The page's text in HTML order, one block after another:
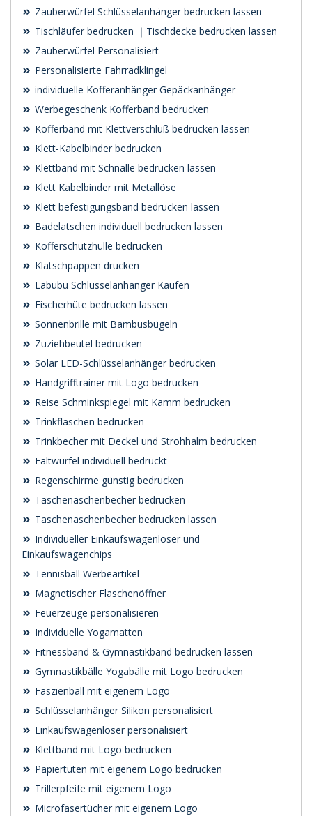
Zauberwürfel Schlüsselanhänger bedrucken lassen
Tischläufer bedrucken ｜Tischdecke bedrucken lassen
Zauberwürfel Personalisiert
Personalisierte Fahrradklingel
individuelle Kofferanhänger Gepäckanhänger
Werbegeschenk Kofferband bedrucken
Kofferband mit Klettverschluß bedrucken lassen
Klett-Kabelbinder bedrucken
Klettband mit Schnalle bedrucken lassen
Klett Kabelbinder mit Metallöse
Klett befestigungsband bedrucken lassen
Badelatschen individuell bedrucken lassen
Kofferschutzhülle bedrucken
Klatschpappen drucken
Labubu Schlüsselanhänger Kaufen
Fischerhüte bedrucken lassen
Sonnenbrille mit Bambusbügeln
Zuziehbeutel bedrucken
Solar LED-Schlüsselanhänger bedrucken
Handgrifftrainer mit Logo bedrucken
Reise Schminkspiegel mit Kamm bedrucken
Trinkflaschen bedrucken
Trinkbecher mit Deckel und Strohhalm bedrucken
Faltwürfel individuell bedruckt
Regenschirme günstig bedrucken
Taschenaschenbecher bedrucken
Taschenaschenbecher bedrucken lassen
Individueller Einkaufswagenlöser und
Einkaufswagenchips
Tennisball Werbeartikel
Magnetischer Flaschenöffner
Feuerzeuge personalisieren
Individuelle Yogamatten
Fitnessband & Gymnastikband bedrucken lassen
Gymnastikbälle Yogabälle mit Logo bedrucken
Faszienball mit eigenem Logo
Schlüsselanhänger Silikon personalisiert
Einkaufswagenlöser personalisiert
Klettband mit Logo bedrucken
Papiertüten mit eigenem Logo bedrucken
Trillerpfeife mit eigenem Logo
Microfasertücher mit eigenem Logo